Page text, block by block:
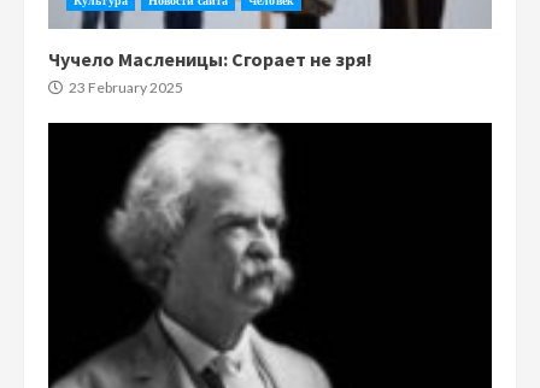
Чучело Масленицы: Сгорает не зря!
23 February 2025